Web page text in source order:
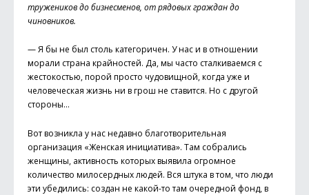
тружеников до бизнесменов, от рядовых граждан до
чиновников.
— Я бы не был столь категоричен. У нас и в отношении
морали страна крайностей. Да, мы часто сталкиваемся с
жестокостью, порой просто чудовищной, когда уже и
человеческая жизнь ни в грош не ставится. Но с другой
стороны…
Вот возникла у нас недавно благотворительная
организация «Женская инициатива». Там собрались
женщины, активность которых выявила огромное
количество милосердных людей. Вся штука в том, что люди
эти убедились: создан не какой-то там очередной фонд, в